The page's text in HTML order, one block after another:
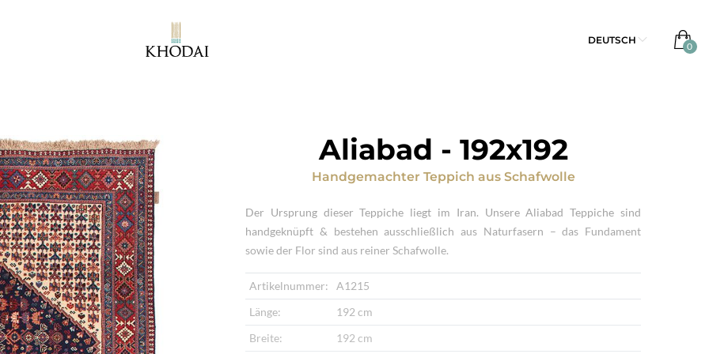
DEUTSCH
Aliabad - 192x192
Handgemachter Teppich aus Schafwolle
Der Ursprung dieser Teppiche liegt im Iran. Unsere Aliabad Teppiche sind
handgeknüpft & bestehen ausschließlich aus Naturfasern – das Fundament
sowie der Flor sind aus reiner Schafwolle.
Artikelnummer:
A1215
Länge:
192 cm
Breite:
192 cm